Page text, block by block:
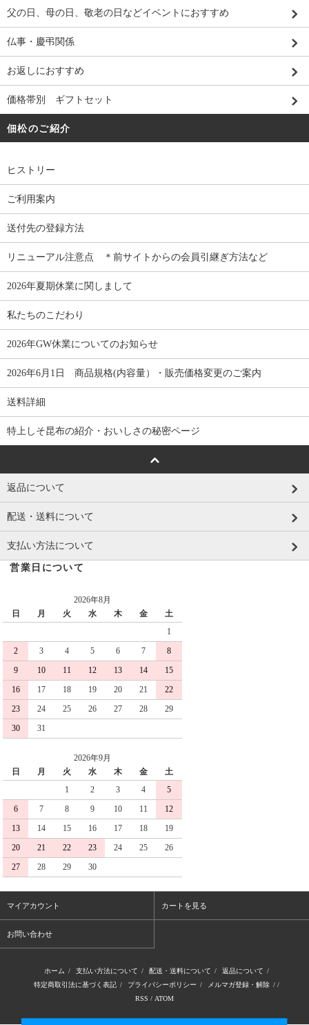
父の日、母の日、敬老の日などイベントにおすすめ
仏事・慶弔関係
お返しにおすすめ
価格帯別 ギフトセット
佃松のご紹介
ヒストリー
ご利用案内
送付先の登録方法
リニューアル注意点 ＊前サイトからの会員引継ぎ方法など
2026年夏期休業に関しまして
私たちのこだわり
2026年GW休業についてのお知らせ
2026年6月1日 商品規格(内容量）・販売価格変更のご案内
送料詳細
特上しそ昆布の紹介・おいしさの秘密ページ
返品について
配送・送料について
支払い方法について
営業日について
2026年8月
日
月 火 水 木 金
土
1
2
3 4 5 6 7
8
9
10 11 12 13 14
15
16
17 18 19 20 21
22
23
24 25 26 27 28
29
30
31
2026年9月
日
月 火 水 木 金
土
1
2 3 4
5
6
7 8 9 10 11
12
13
14 15 16 17 18
19
20
21 22 23 24 25
26
27
28 29 30
マイアカウント カートを見る
お問い合わせ
ホーム / 支払い方法について / 配送・送料について / 返品について /
特定商取引法に基づく表記 / プライバシーポリシー / メルマガ登録・解除 / /
RSS / ATOM